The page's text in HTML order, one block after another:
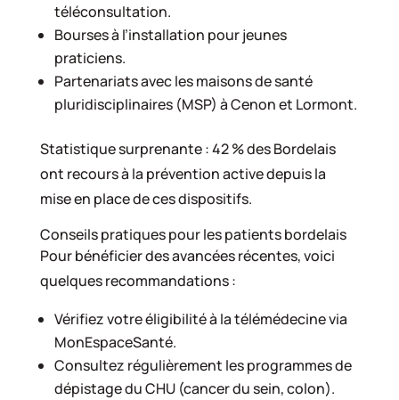
téléconsultation.
Bourses à l’installation pour jeunes
praticiens.
Partenariats avec les maisons de santé
pluridisciplinaires (MSP) à Cenon et Lormont.
Statistique surprenante : 42 % des Bordelais
ont recours à la prévention active depuis la
mise en place de ces dispositifs.
Conseils pratiques pour les patients bordelais
Pour bénéficier des avancées récentes, voici
quelques recommandations :
Vérifiez votre éligibilité à la télémédecine via
MonEspaceSanté.
Consultez régulièrement les programmes de
dépistage du CHU (cancer du sein, colon).